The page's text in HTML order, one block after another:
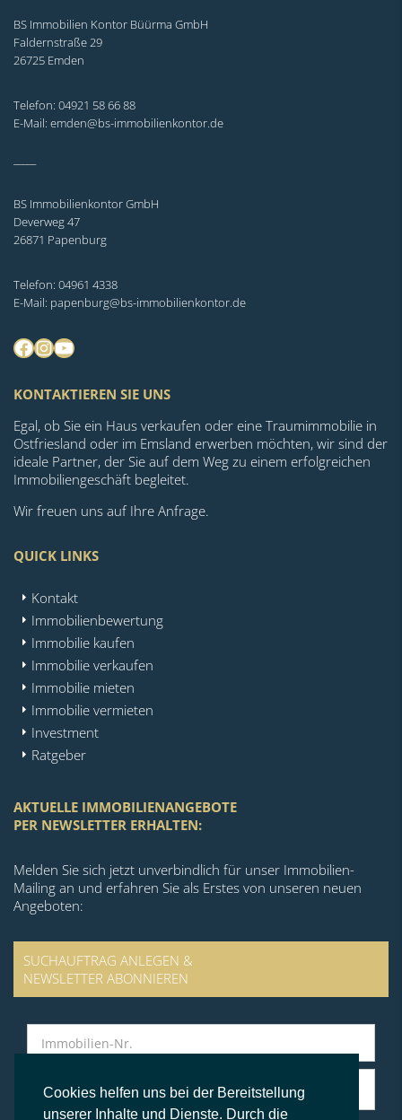
Cookies helfen uns bei der Bereitstellung
unserer Inhalte und Dienste. Durch die
BS Immobilien Kontor Büürma GmbH
Faldernstraße 29
26725 Emden
Telefon: 04921 58 66 88
E-Mail: emden@bs-immobilienkontor.de
BS Immobilienkontor GmbH
Deverweg 47
26871 Papenburg
Telefon: 04961 4338
E-Mail: papenburg@bs-immobilienkontor.de
Facebook
Instagram
YouTube
KONTAKTIEREN SIE UNS
Egal, ob Sie ein Haus verkaufen oder eine Traumimmobilie in
Ostfriesland oder im Emsland erwerben möchten, wir sind der
ideale Partner, der Sie auf dem Weg zu einem erfolgreichen
Immobiliengeschäft begleitet.
Wir freuen uns auf Ihre Anfrage.
QUICK LINKS
Kontakt
Immobilienbewertung
Immobilie kaufen
Immobilie verkaufen
Immobilie mieten
Immobilie vermieten
Investment
Ratgeber
AKTUELLE IMMOBILIENANGEBOTE
PER NEWSLETTER ERHALTEN:
Melden Sie sich jetzt unverbindlich für unser Immobilien-
Mailing an und erfahren Sie als Erstes von unseren neuen
Angeboten:
SUCHAUFTRAG ANLEGEN &
NEWSLETTER ABONNIEREN